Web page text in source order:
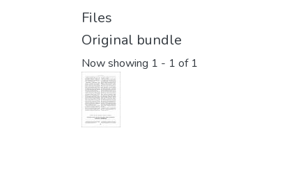
Files
Original bundle
Now showing 1 - 1 of 1